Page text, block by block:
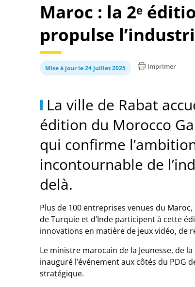
Maroc : la 2ᵉ
propulse
Mise à jour le 24 juillet 2025 Imprimer
La ville de Rabat
édition du Morocco
qui confirme
incontournable de
delà.
Plus de 100 entreprises venues du Maroc,
de Turquie et d’Inde participent à cette
innovations en matière de jeux vidéo, de
Le ministre marocain de la Jeunesse, de
inauguré l’événement aux côtés du PDG
stratégique.